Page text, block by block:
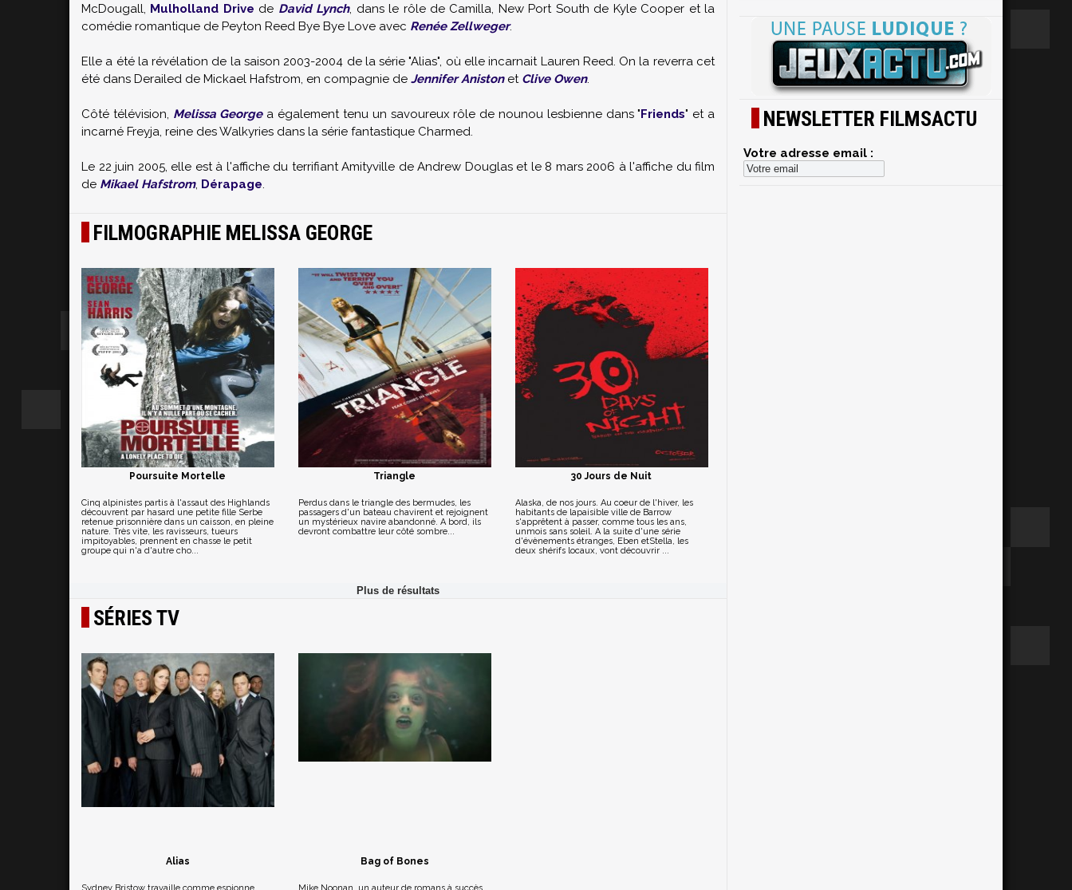
McDougall, Mulholland Drive de David Lynch, dans le rôle de Camilla, New Port South de Kyle Cooper et la
comédie romantique de Peyton Reed Bye Bye Love avec Renée Zellweger.
Elle a été la révélation de la saison 2003-2004 de la série "Alias", où elle incarnait Lauren Reed. On la reverra cet
été dans Derailed de Mickael Hafstrom, en compagnie de Jennifer Anistonet Clive Owen.
Côté télévision, Melissa Georgea également tenu un savoureux rôle de nounou lesbienne dans "Friends" et a
incarné Freyja, reine des Walkyries dans la série fantastique Charmed.
Le 22 juin 2005, elle est à l'affiche du terrifiant Amityville de Andrew Douglas et le 8 mars 2006 à l'affiche du film
de Mikael Hafstrom, Dérapage.
FILMOGRAPHIE MELISSA GEORGE
Poursuite Mortelle
Cinq alpinistes partis à l'assaut des Highlands
découvrent par hasard une petite fille Serbe
retenue prisonnière dans un caisson, en pleine
nature. Très vite, les ravisseurs, tueurs
impitoyables, prennent en chasse le petit
groupe qui n'a d'autre cho...
Triangle
Perdus dans le triangle des bermudes, les
passagers d'un bateau chavirent et rejoignent
un mystérieux navire abandonné. A bord, ils
devront combattre leur côté sombre...
30 Jours de Nuit
Alaska, de nos jours. Au coeur de l'hiver, les
habitants de lapaisible ville de Barrow
s'apprêtent à passer, comme tous les ans,
unmois sans soleil. A la suite d'une série
d'évènements étranges, Eben etStella, les
deux shérifs locaux, vont découvrir ...
SÉRIES TV
Alias
Sydney Bristow travaille comme espionne
Bag of Bones
Mike Noonan, un auteur de romans à succès
NEWSLETTER FILMSACTU
Votre adresse email :